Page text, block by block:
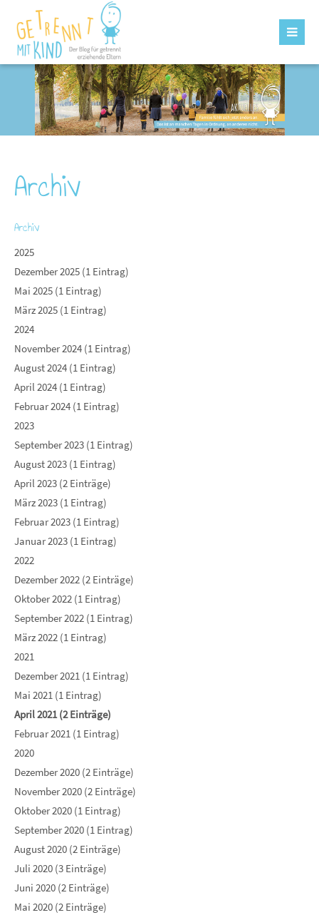
Archiv
Archiv
2025
Dezember 2025 (1 Eintrag)
Mai 2025 (1 Eintrag)
März 2025 (1 Eintrag)
2024
November 2024 (1 Eintrag)
August 2024 (1 Eintrag)
April 2024 (1 Eintrag)
Februar 2024 (1 Eintrag)
2023
September 2023 (1 Eintrag)
August 2023 (1 Eintrag)
April 2023 (2 Einträge)
März 2023 (1 Eintrag)
Februar 2023 (1 Eintrag)
Januar 2023 (1 Eintrag)
2022
Dezember 2022 (2 Einträge)
Oktober 2022 (1 Eintrag)
September 2022 (1 Eintrag)
März 2022 (1 Eintrag)
2021
Dezember 2021 (1 Eintrag)
Mai 2021 (1 Eintrag)
April 2021 (2 Einträge)
Februar 2021 (1 Eintrag)
2020
Dezember 2020 (2 Einträge)
November 2020 (2 Einträge)
Oktober 2020 (1 Eintrag)
September 2020 (1 Eintrag)
August 2020 (2 Einträge)
Juli 2020 (3 Einträge)
Juni 2020 (2 Einträge)
Mai 2020 (2 Einträge)